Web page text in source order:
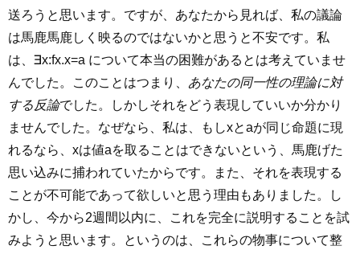
送ろうと思います。ですが、あなたから見れば、私の議論
は馬鹿馬鹿しく映るのではないかと思うと不安です。私
は、∃x:fx.x=a について本当の困難があるとは考えていませ
んでした。このことはつまり、 あなたの同一性の理論に対
する反論でした。しかしそれをどう表現していいか分かり
ませんでした。なぜなら、私は、もしxとaが同じ命題に現
れるなら、xは値aを取ることはできないという、馬鹿げた
思い込みに捕われていたからです。また、それを表現する
ことが不可能であって欲しいと思う理由もありました。し
かし、今から2週間以内に、これを完全に説明することを試
みようと思います。というのは、これらの物事について整